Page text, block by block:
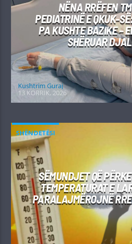
NËNA RRËFEN
PEDIATRINË E QKUK-
PA KUSHTE BAZIKE –
SHËRUAR
Kushtrim Guraj
13 KORRIK, 2026
SHËNDETËSI
SËMUNDJET QË
TEMPERATURAT E
PARALAJMËROJNË